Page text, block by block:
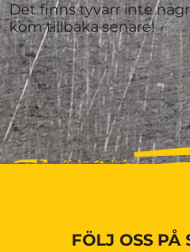
Det finns tyvärr inte
kom tillbaka senare!
FÖLJ OSS PÅ